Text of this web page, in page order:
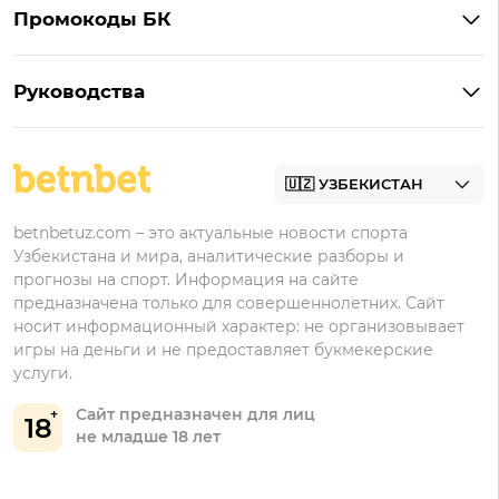
Мостбет
Бонусы 1xBet
Промокоды БК
Промокоды 1win
Промокоды Pin-Up
Руководства
Регистрация в Мелбет
Регистрация в 1win
Регистрация в Мостбет
18
Сайт предназначен для лиц
не младше 18 лет
betnbetuz.com – это актуальные новости спорта
Узбекистана и мира, аналитические разборы и
прогнозы на спорт. Информация на сайте
предназначена только для совершеннолетних. Сайт
носит информационный характер: не организовывает
игры на деньги и не предоставляет букмекерские
услуги.